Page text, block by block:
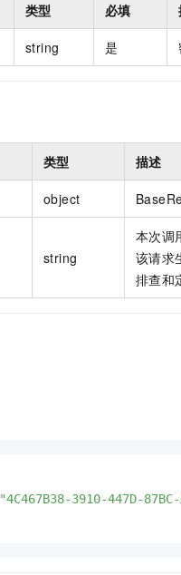
类型 必填
string 是
类型 描述
object
string
本次调
该请求
排查和
"4C467B38-3910-447D-